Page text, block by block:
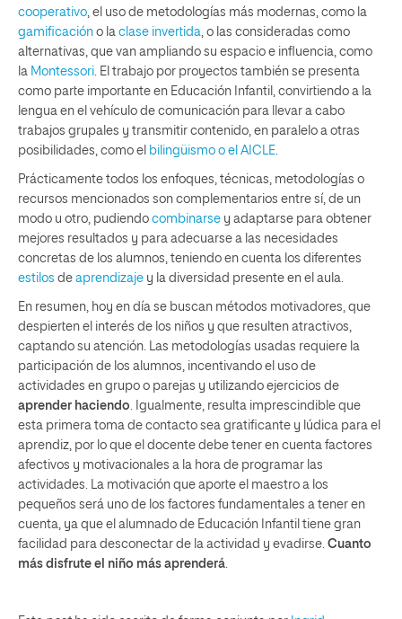
cooperativo, el uso de metodologías más modernas, como la
gamificación o la clase invertida, o las consideradas como
alternativas, que van ampliando su espacio e influencia, como
la Montessori. El trabajo por proyectos también se presenta
como parte importante en Educación Infantil, convirtiendo a la
lengua en el vehículo de comunicación para llevar a cabo
trabajos grupales y transmitir contenido, en paralelo a otras
posibilidades, como el bilingüismo o el AICLE.
Prácticamente todos los enfoques, técnicas, metodologías o
recursos mencionados son complementarios entre sí, de un
modo u otro, pudiendo combinarse y adaptarse para obtener
mejores resultados y para adecuarse a las necesidades
concretas de los alumnos, teniendo en cuenta los diferentes
estilos de aprendizaje y la diversidad presente en el aula.
En resumen, hoy en día se buscan métodos motivadores, que
despierten el interés de los niños y que resulten atractivos,
captando su atención. Las metodologías usadas requiere la
participación de los alumnos, incentivando el uso de
actividades en grupo o parejas y utilizando ejercicios de
aprender haciendo. Igualmente, resulta imprescindible que
esta primera toma de contacto sea gratificante y lúdica para el
aprendiz, por lo que el docente debe tener en cuenta factores
afectivos y motivacionales a la hora de programar las
actividades. La motivación que aporte el maestro a los
pequeños será uno de los factores fundamentales a tener en
cuenta, ya que el alumnado de Educación Infantil tiene gran
facilidad para desconectar de la actividad y evadirse. Cuanto
más disfrute el niño más aprenderá.